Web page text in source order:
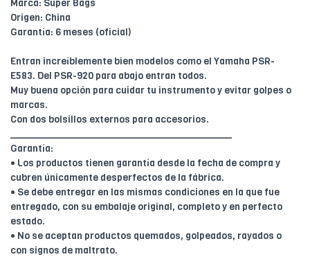
Marca: Super Bags
Origen: China
Garantía: 6 meses (oficial)
Entran increíblemente bien modelos como el Yamaha PSR-
E583. Del PSR-920 para abajo entran todos.
Muy buena opción para cuidar tu instrumento y evitar golpes o
marcas.
Con dos bolsillos externos para accesorios.
________________________________________
Garantía:
• Los productos tienen garantía desde la fecha de compra y
cubren únicamente desperfectos de la fábrica.
• Se debe entregar en las mismas condiciones en la que fue
entregado, con su embalaje original, completo y en perfecto
estado.
• No se aceptan productos quemados, golpeados, rayados o
con signos de maltrato.